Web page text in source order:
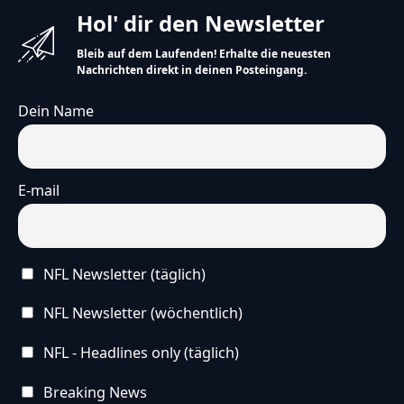
Hol' dir den Newsletter
Bleib auf dem Laufenden! Erhalte die neuesten
Nachrichten direkt in deinen Posteingang.
Dein Name
E-mail
NFL Newsletter (täglich)
NFL Newsletter (wöchentlich)
NFL - Headlines only (täglich)
Breaking News